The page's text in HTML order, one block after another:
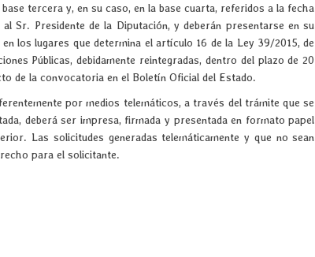
tercera y, en su caso, en la base cuarta, referidos a la fecha
Sr. Presidente de la Diputación, y deberán presentarse en su
los lugares que determina el artículo 16 de la Ley 39/2015, de
Públicas, debidamente reintegradas, dentro del plazo de 20
de la convocatoria en el Boletín Oficial del Estado.
por medios telemáticos, a través del trámite que se
deberá ser impresa, firmada y presentada en formato papel
Las solicitudes generadas telemáticamente y que no sean
para el solicitante.